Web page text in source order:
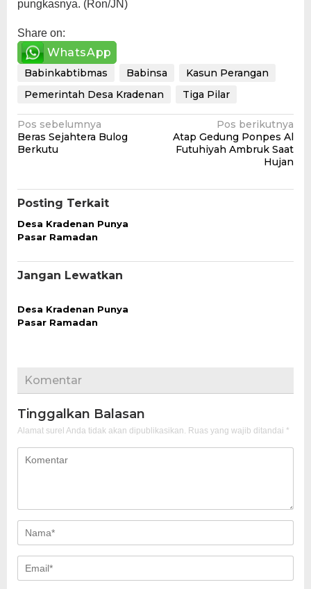
pungkasnya. (Ron/JN)
Share on:
WhatsApp
Babinkabtibmas Babinsa
Kasun Perangan
Pemerintah Desa Kradenan
Tiga Pilar
Navigasi
pos
Pos sebelumnya
Beras Sejahtera Bulog
Berkutu
Pos berikutnya
Atap Gedung Ponpes Al
Futuhiyah Ambruk Saat
Hujan
Posting Terkait
Desa Kradenan Punya
Pasar Ramadan
Jangan Lewatkan
Desa Kradenan Punya
Pasar Ramadan
Komentar
Tinggalkan Balasan
Alamat surel Anda tidak akan dipublikasikan. Ruas yang wajib ditandai *